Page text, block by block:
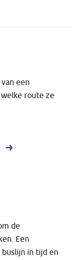
een
route ze
de
Een
in tijd en